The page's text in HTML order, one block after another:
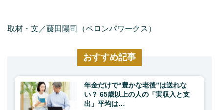
取材・文／藤田陽司（ペロンパワークス）
おすすめ記事
年金だけで“豊かな老後”は送れな
い？ 65歳以上の人の「実収入と支
出」平均は…